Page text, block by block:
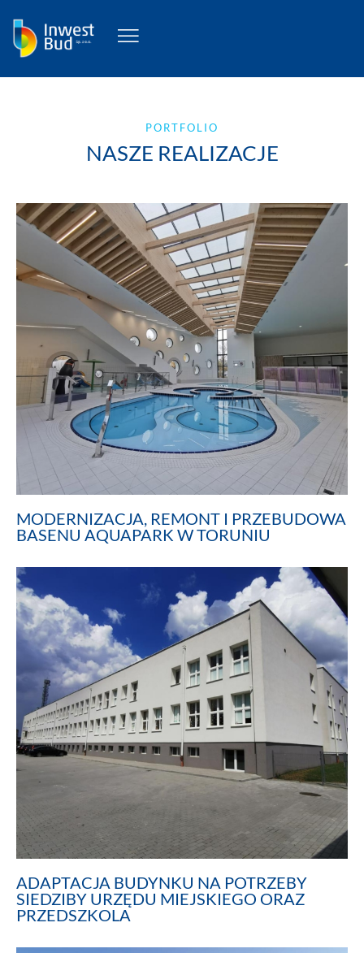
PORTFOLIO
NASZE REALIZACJE
MODERNIZACJA, REMONT I PRZEBUDOWA
BASENU AQUAPARK W TORUNIU
ADAPTACJA BUDYNKU NA POTRZEBY
SIEDZIBY URZĘDU MIEJSKIEGO ORAZ
PRZEDSZKOLA